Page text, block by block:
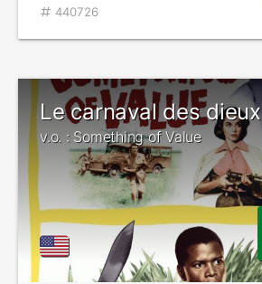
440726
Le carnaval des dieux
v.o. : Something of Value